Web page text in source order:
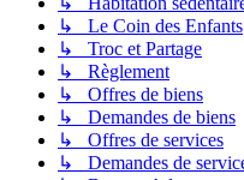
↳ Le Coin des Enfants
↳ Troc et Partage
↳ Règlement
↳ Offres de biens
↳ Demandes de biens
↳ Offres de services
↳ Demandes de